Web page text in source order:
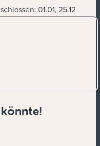
01.01, 25.12